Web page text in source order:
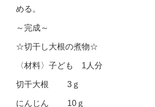
める。
～完成～
☆切干し大根の煮物☆
〈材料〉子ども 1人分
切干大根 3ｇ
にんじん 10ｇ